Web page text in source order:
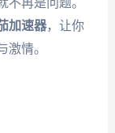
不再是问题。
加速器，让你
情。